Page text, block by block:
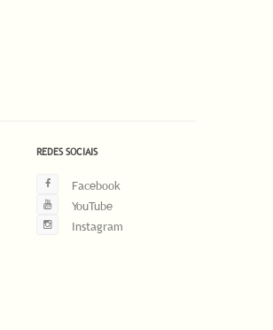
REDES SOCIAIS
Facebook
YouTube
Instagram